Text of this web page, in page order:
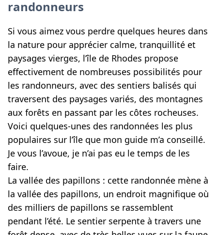
randonneurs
Si vous aimez vous perdre quelques heures dans
la nature pour apprécier calme, tranquillité et
paysages vierges, l’île de Rhodes propose
effectivement de nombreuses possibilités pour
les randonneurs, avec des sentiers balisés qui
traversent des paysages variés, des montagnes
aux forêts en passant par les côtes rocheuses.
Voici quelques-unes des randonnées les plus
populaires sur l’île que mon guide m’a conseillé.
Je vous l’avoue, je n’ai pas eu le temps de les
faire.
La vallée des papillons : cette randonnée mène à
la vallée des papillons, un endroit magnifique où
des milliers de papillons se rassemblent
pendant l’été. Le sentier serpente à travers une